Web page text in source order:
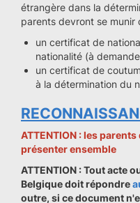
étrangère dans la
parents devront se munir
un certificat de
nationalité (à
un certificat de
à la détermination du
ATTENTION : les
présenter ensemble
ATTENTION : Tout acte
Belgique doit répondre
outre, si ce document